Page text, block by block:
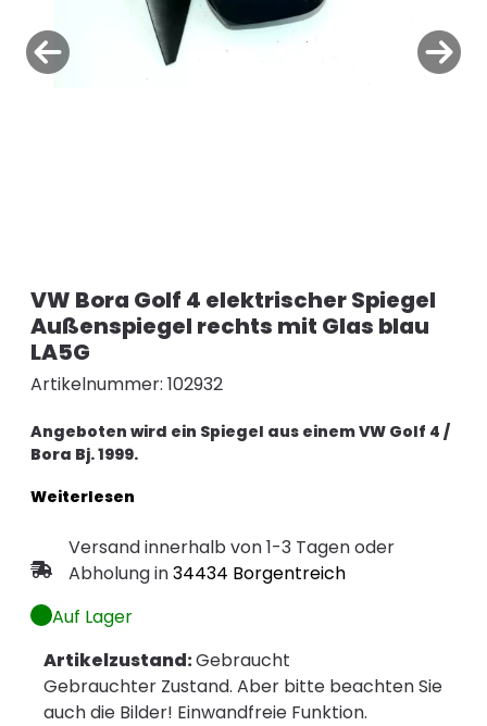
VW Bora Golf 4 elektrischer Spiegel
Außenspiegel rechts mit Glas blau
LA5G
Artikelnummer: 102932
Angeboten wird ein Spiegel aus einem VW Golf 4 /
Bora Bj. 1999.
Versand innerhalb von 1-3 Tagen oder
Abholung in34434 Borgentreich
Auf Lager
Artikelzustand:Gebraucht
Gebrauchter Zustand. Aber bitte beachten Sie
auch die Bilder! Einwandfreie Funktion.